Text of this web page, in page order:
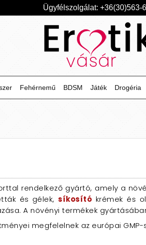
Ügyfélszolgálat: +36(30)563-
Fehérnemű BDSM Játék Drogéria
rendelkező gyártó, amely a
és gélek,síkosító krémek és
A növényi termékek
megfelelnek az európai GMP-